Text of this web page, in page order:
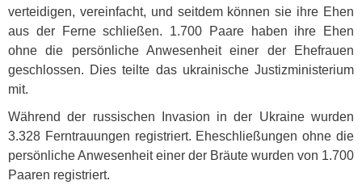
verteidigen, vereinfacht, und seitdem können sie ihre Ehen
aus der Ferne schließen. 1.700 Paare haben ihre Ehen
ohne die persönliche Anwesenheit einer der Ehefrauen
geschlossen. Dies teilte das ukrainische Justizministerium
mit.
Während der russischen Invasion in der Ukraine wurden
3.328 Ferntrauungen registriert. Eheschließungen ohne die
persönliche Anwesenheit einer der Bräute wurden von 1.700
Paaren registriert.